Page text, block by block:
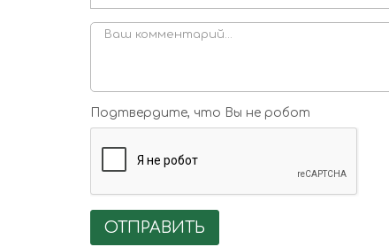
Подтвердите, что Вы не робот
ОТПРАВИТЬ